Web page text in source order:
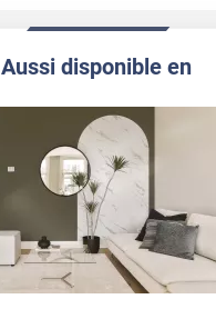
Aussi disponible en